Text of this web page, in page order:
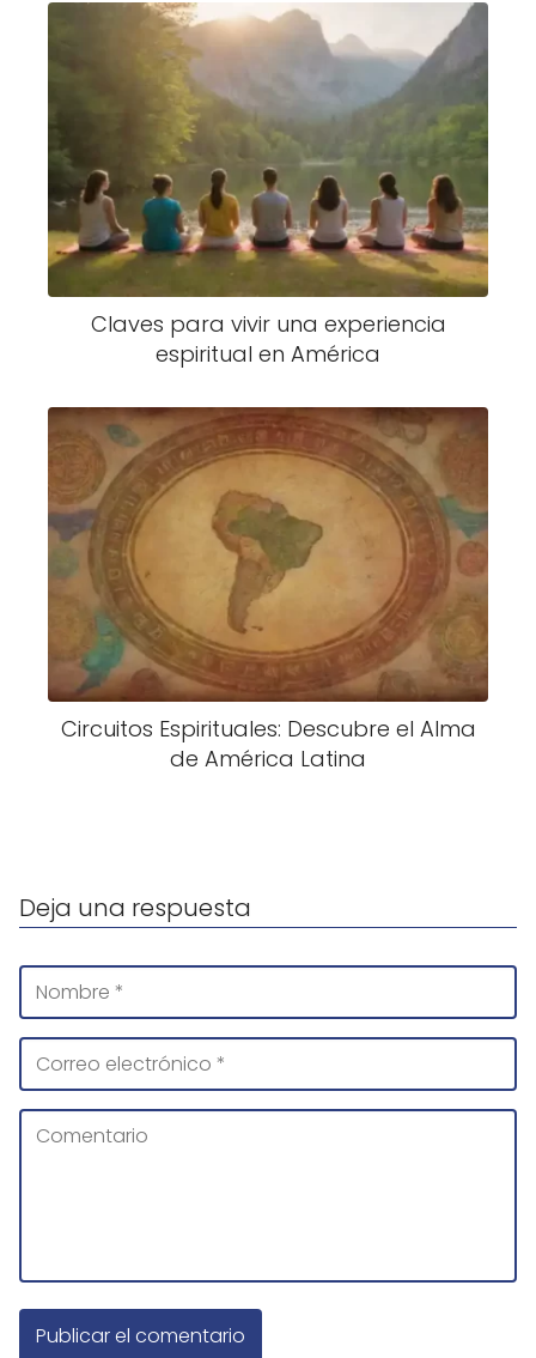
Claves para vivir una experiencia
espiritual en América
Circuitos Espirituales: Descubre el Alma
de América Latina
Deja una respuesta